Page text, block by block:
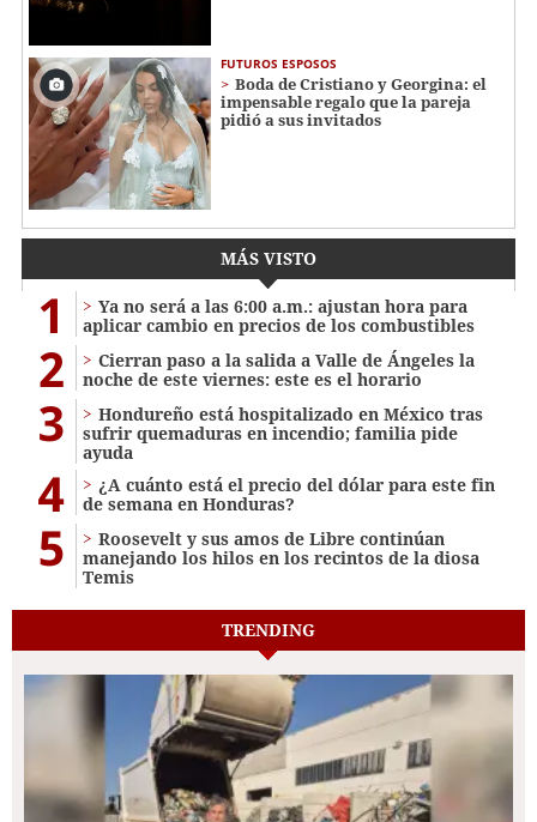
FUTUROS ESPOSOS
Boda de Cristiano y Georgina: el
impensable regalo que la pareja
pidió a sus invitados
MÁS VISTO
1
Ya no será a las 6:00 a.m.: ajustan hora para
aplicar cambio en precios de los combustibles
2
Cierran paso a la salida a Valle de Ángeles la
noche de este viernes: este es el horario
3
Hondureño está hospitalizado en México tras
sufrir quemaduras en incendio; familia pide
ayuda
4
¿A cuánto está el precio del dólar para este fin
de semana en Honduras?
5
Roosevelt y sus amos de Libre continúan
manejando los hilos en los recintos de la diosa
Temis
TRENDING